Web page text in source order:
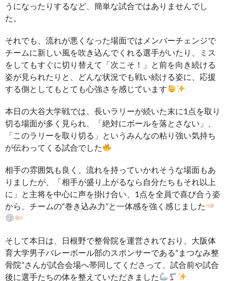
うになったりするなど、簡単な試合ではありませんでし
た。
それでも、流れが悪くなった場面ではメンバーチェンジで
チームに新しい風を吹き込んでくれる選手がいたり、ミス
をしてもすぐに切り替えて「次こそ！」と前を向き続ける
姿が見られたりと、どんな状況でも戦い続ける姿に、応援
する側としてもとても心強さを感じています
本日の大谷大学戦では、長いラリーが続いた末に1点を取り
切る場面が多く見られ、「絶対にボールを落とさない」、
「このラリーを取り切る」というみんなの粘り強い気持ち
が伝わってくる試合でした
相手の雰囲気も良く、流れを持っていかれそうな場面もあ
りましたが、「相手が盛り上がるなら自分たちもそれ以上
に」と主将を中心に声を掛け合い、1点を全員で喜び合う姿
から、チームの“巻き込み力”と一体感を強く感じました
そして本日は、日根野で整骨院を運営されており、大阪体
育大学男子バレーボール部のスポンサーである“まつなみ整
骨院”さんが試合会場へ帯同してくださって、試合前や試合
後に選手たちの体を整えていただきました